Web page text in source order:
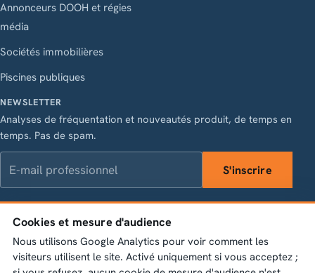
Annonceurs DOOH et régies
média
Sociétés immobilières
Piscines publiques
NEWSLETTER
Analyses de fréquentation et nouveautés produit, de temps en
temps. Pas de spam.
S'inscrire
LinkedIn Instagram Facebook
Vasagatan 28, 111 20 Stockholm · Org.nr 556845-1198 ·
info@bumbeelabs.se
Cookies et mesure d'audience
Nous utilisons Google Analytics pour voir comment les
visiteurs utilisent le site. Activé uniquement si vous acceptez ;